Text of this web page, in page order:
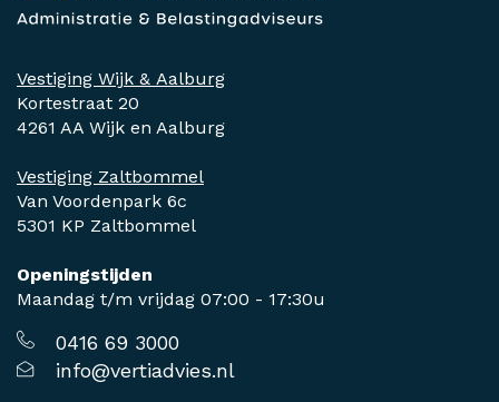
Vestiging Wijk & Aalburg
Kortestraat 20
4261 AA Wijk en Aalburg
Vestiging Zaltbommel
Van Voordenpark 6c
5301 KP Zaltbommel
Openingstijden
Maandag t/m vrijdag 07:00 - 17:30u
0416 69 3000
info@vertiadvies.nl